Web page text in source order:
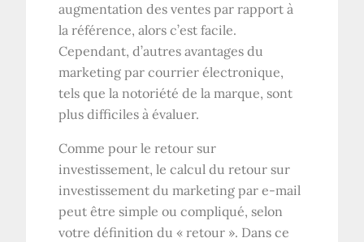
augmentation des ventes par rapport à
la référence, alors c’est facile.
Cependant, d’autres avantages du
marketing par courrier électronique,
tels que la notoriété de la marque, sont
plus difficiles à évaluer.
Comme pour le retour sur
investissement, le calcul du retour sur
investissement du marketing par e-mail
peut être simple ou compliqué, selon
votre définition du « retour ». Dans ce